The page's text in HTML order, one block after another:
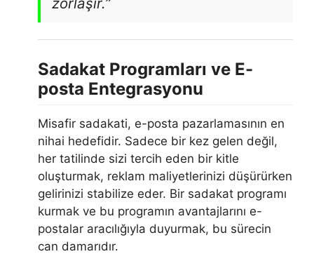
Sadakat Programları ve E-
posta Entegrasyonu
Misafir sadakati, e-posta pazarlamasının en
nihai hedefidir. Sadece bir kez gelen değil,
her tatilinde sizi tercih eden bir kitle
oluşturmak, reklam maliyetlerinizi düşürürken
gelirinizi stabilize eder. Bir sadakat programı
kurmak ve bu programın avantajlarını e-
postalar aracılığıyla duyurmak, bu sürecin
can damarıdır.